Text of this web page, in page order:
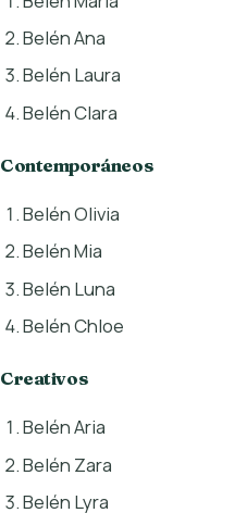
Belén Ana
Belén Laura
Belén Clara
Contemporáneos
Belén Olivia
Belén Mia
Belén Luna
Belén Chloe
Creativos
Belén Aria
Belén Zara
Belén Lyra